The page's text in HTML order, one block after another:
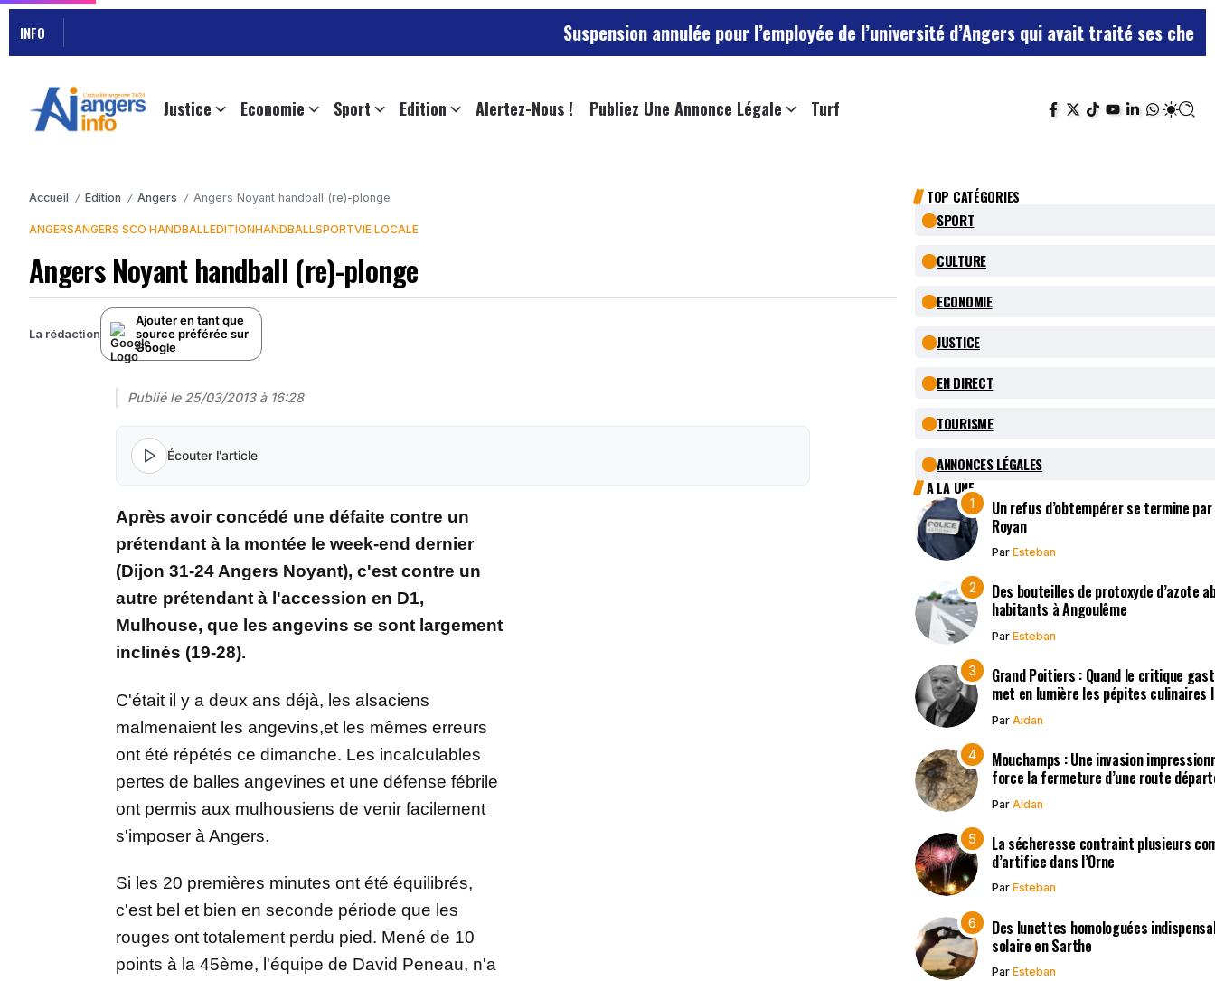
INFO Suspension annulée pour l’employée de l’université d’Angers qui avait traité ses chefs de
Justice Economie Sport Edition Alertez-Nous ! Publiez Une Annonce Légale Turf
Accueil / Edition / Angers / Angers Noyant handball (re)-plonge
ANGERSANGERS SCO HANDBALLEDITIONHANDBALLSPORTVIE LOCALE
Angers Noyant handball (re)-plonge
La rédaction
Ajouter en tant que
source préférée sur
Google
Publié le 25/03/2013 à 16:28
Écouter l'article
Après avoir concédé une défaite contre un
prétendant à la montée le week-end dernier
(Dijon 31-24 Angers Noyant), c'est contre un
autre prétendant à l'accession en D1,
Mulhouse, que les angevins se sont largement
inclinés (19-28).
C'était il y a deux ans déjà, les alsaciens
malmenaient les angevins,et les mêmes erreurs
ont été répétés ce dimanche. Les incalculables
pertes de balles angevines et une défense fébrile
ont permis aux mulhousiens de venir facilement
s'imposer à Angers.
Si les 20 premières minutes ont été équilibrés,
c'est bel et bien en seconde période que les
rouges ont totalement perdu pied. Mené de 10
points à la 45ème, l'équipe de David Peneau, n'a
TOP CATÉGORIES
SPORT
CULTURE
ECONOMIE
JUSTICE
EN DIRECT
TOURISME
ANNONCES LÉGALES
A LA UNE
Un refus d’obtempérer se termine
Royan
Par Esteban
Des bouteilles de protoxyde d’azote
habitants à Angoulême
Par Esteban
Grand Poitiers : Quand le critique
met en lumière les pépites culinaires
Par Aidan
Mouchamps : Une invasion
force la fermeture d’une route
Par Aidan
La sécheresse contraint plusieurs
d’artifice dans l’Orne
Par Esteban
Des lunettes homologuées
solaire en Sarthe
Par Esteban